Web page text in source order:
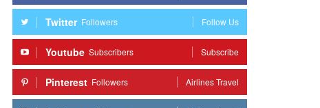
Twitter Followers Follow Us
Youtube Subscribers Subscribe
Pinterest Followers Airlines Travel